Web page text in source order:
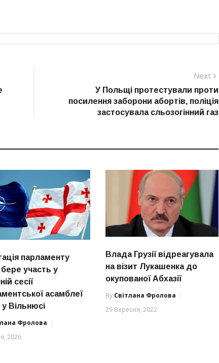
Next
У Польщі протестували проти
посилення заборони абортів, поліція
застосувала сльозогінний газ
парламенту
бере участь у
сесії
асамблеї
Вільнюсі
Фролова
2026
Влада Грузії відреагувала
на візит Лукашенка до
окупованої Абхазії
By Світлана Фролова
29 Вересня, 2022